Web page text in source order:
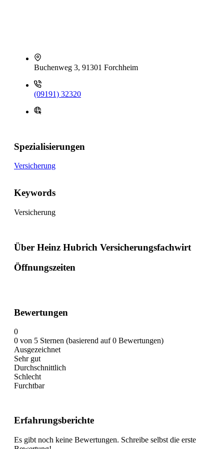
Buchenweg 3, 91301 Forchheim
(09191) 32320
Spezialisierungen
Versicherung
Keywords
Versicherung
Über Heinz Hubrich Versicherungsfachwirt
Öffnungszeiten
Bewertungen
0
0 von 5 Sternen (basierend auf 0 Bewertungen)
Ausgezeichnet
Sehr gut
Durchschnittlich
Schlecht
Furchtbar
Erfahrungsberichte
Es gibt noch keine Bewertungen. Schreibe selbst die erste